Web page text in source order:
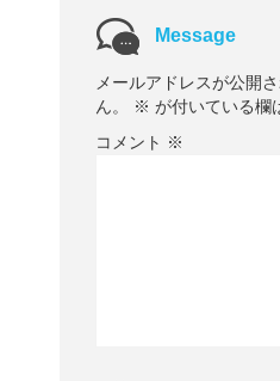
Message
メールアドレスが公開
ん。
※ が付いている欄
コメント ※